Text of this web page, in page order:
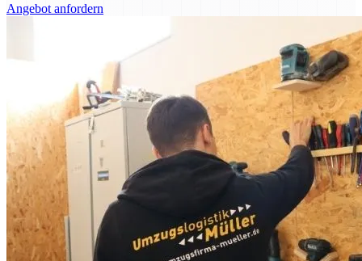
Angebot anfordern